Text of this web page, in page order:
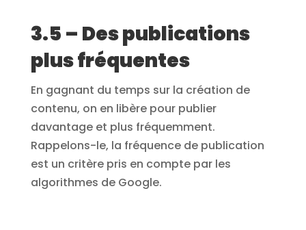
3.5 – Des publications
plus fréquentes
En gagnant du temps sur la création de
contenu, on en libère pour publier
davantage et plus fréquemment.
Rappelons-le, la fréquence de publication
est un critère pris en compte par les
algorithmes de Google.